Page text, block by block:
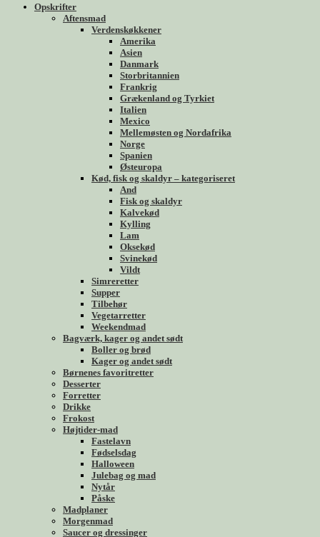
Opskrifter
Aftensmad
Verdenskøkkener
Amerika
Asien
Danmark
Storbritannien
Frankrig
Grækenland og Tyrkiet
Italien
Mexico
Mellemøsten og Nordafrika
Norge
Spanien
Østeuropa
Kød, fisk og skaldyr – kategoriseret
And
Fisk og skaldyr
Kalvekød
Kylling
Lam
Oksekød
Svinekød
Vildt
Simreretter
Supper
Tilbehør
Vegetarretter
Weekendmad
Bagværk, kager og andet sødt
Boller og brød
Kager og andet sødt
Børnenes favoritretter
Desserter
Forretter
Drikke
Frokost
Højtider-mad
Fastelavn
Fødselsdag
Halloween
Julebag og mad
Nytår
Påske
Madplaner
Morgenmad
Saucer og dressinger